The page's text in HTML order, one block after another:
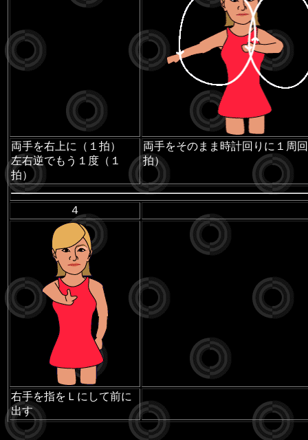
両手を右上に（１拍）
左右逆でもう１度（１
拍）
両手をそのまま時計回りに１周
拍）
４
右手を指をＬにして前に
出す